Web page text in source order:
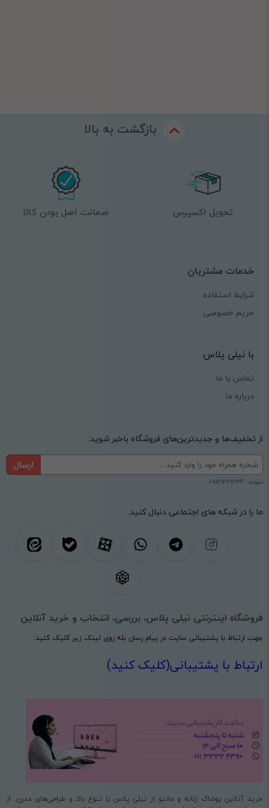
بازگشت به بالا
تحویل اکسپرس ضمانت اصل بودن کالا
خدمات مشتریان
شرایط استفاده
حریم خصوصی
با نیلی پلاس
تماس با ما
درباره ما
از تخفیف‌ها و جدیدترین‌های فروشگاه باخبر شوید:
ارسال
نمونه: 09121231234
ما را در شبکه های اجتماعی دنبال کنید.
فروشگاه اینترنتی نیلی پلاس، بررسی، انتخاب و خرید آنلاین
جهت ارتباط با پشتیبانی سایت در پیام رسان بله روی لینک زیر کلیک کنید:
ارتباط با پشتیبانی(کلیک کنید)
خرید آنلاین پوشاک زنانه و مانتو از نیلی پلاس با تنوع بالا و طراحی‌های مدرن. از